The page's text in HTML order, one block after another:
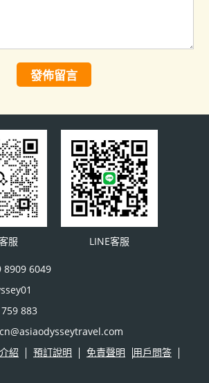
發佈留言
服 LINE客服
8909 6049
883
紹 預訂說明 免責聲明
用戶問答